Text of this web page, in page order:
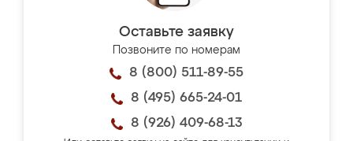
Оставьте заявку
Позвоните по номерам
8 (800) 511-89-55
8 (495) 665-24-01
8 (926) 409-68-13